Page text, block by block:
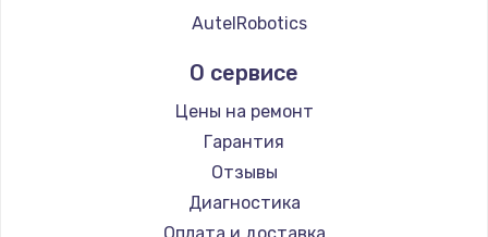
AutelRobotics
О сервисе
Цены на ремонт
Гарантия
Отзывы
Диагностика